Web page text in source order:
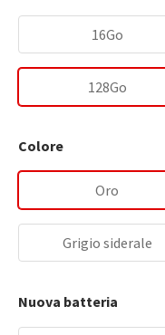
16Go
128Go
Colore
Oro
Grigio siderale
Nuova batteria